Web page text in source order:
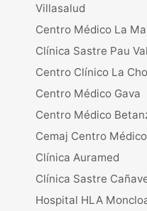
Villasalud
Centro Médico La
Clínica Sastre Pau
Centro Clínico La
Centro Médico Gava
Centro Médico
Cemaj Centro
Clínica Auramed
Clínica Sastre
Hospital HLA